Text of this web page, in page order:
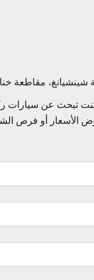
تبحث عن سيارات
الأسعار أو فرص